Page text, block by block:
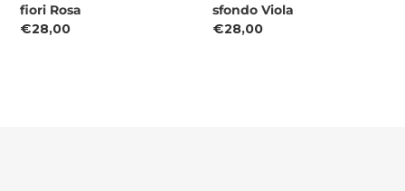
fiori Rosa
Prezzo
€28,00
sfondo Viola
Prezzo
€28,00